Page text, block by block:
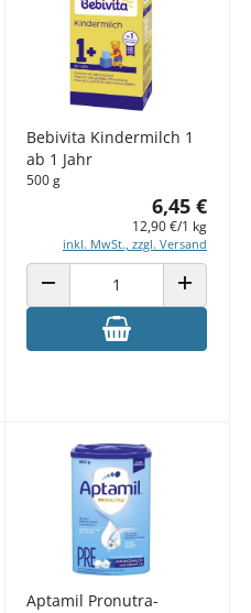
ERHÖHEN
Bebivita Kindermilch 1
ab 1 Jahr
500 g
6,45 €
12,90 €/1 kg
inkl. MwSt., zzgl. Versand
ANZAHL VERRINGERN ANZAHL
Aptamil Pronutra-